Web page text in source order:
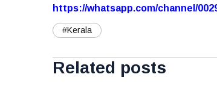
https://whatsapp.com/channel/
#Kerala
Related posts